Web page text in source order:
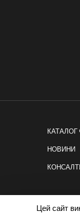
НОВИНИ
Цей сайт